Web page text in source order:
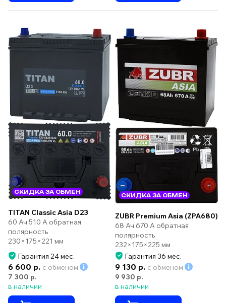
СКИДКА ЗА ОБМЕН
TITAN Classic Asia D23
60 Ач 510 А обратная
полярность
230×175×221 мм
Гарантия 24 мес.
6 600 р. с обменом
7 300 р.
в наличии
СКИДКА ЗА ОБМЕН
ZUBR Premium Asia (ZPA680)
68 Ач 670 А обратная
полярность
232×175×225 мм
Гарантия 36 мес.
9 130 р. с обменом
9 930 р.
в наличии